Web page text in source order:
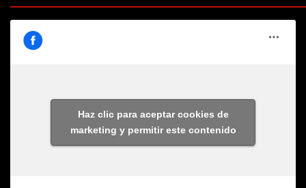
Haz clic para aceptar cookies de
marketing y permitir este contenido